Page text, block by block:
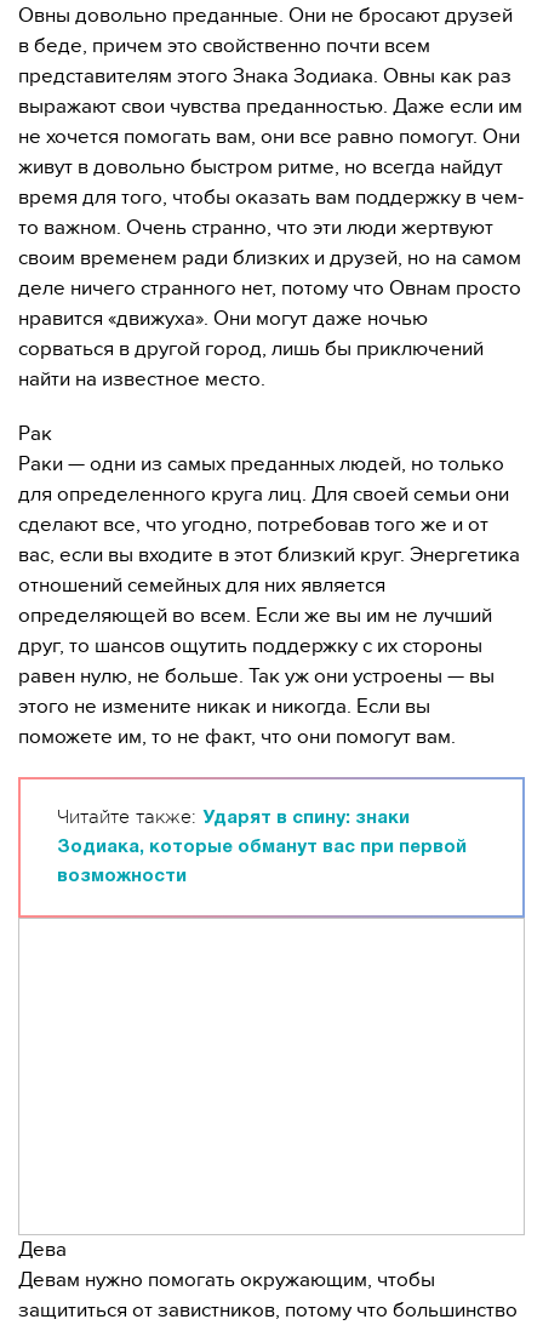
Овны довольно преданные. Они не бросают друзей
в беде, причем это свойственно почти всем
представителям этого Знака Зодиака. Овны как раз
выражают свои чувства преданностью. Даже если им
не хочется помогать вам, они все равно помогут. Они
живут в довольно быстром ритме, но всегда найдут
время для того, чтобы оказать вам поддержку в чем-
то важном. Очень странно, что эти люди жертвуют
своим временем ради близких и друзей, но на самом
деле ничего странного нет, потому что Овнам просто
нравится «движуха». Они могут даже ночью
сорваться в другой город, лишь бы приключений
найти на известное место.
Рак
Раки — одни из самых преданных людей, но только
для определенного круга лиц. Для своей семьи они
сделают все, что угодно, потребовав того же и от
вас, если вы входите в этот близкий круг. Энергетика
отношений семейных для них является
определяющей во всем. Если же вы им не лучший
друг, то шансов ощутить поддержку с их стороны
равен нулю, не больше. Так уж они устроены — вы
этого не измените никак и никогда. Если вы
поможете им, то не факт, что они помогут вам.
Читайте также: Ударят в спину: знаки
Зодиака, которые обманут вас при первой
возможности
Дева
Девам нужно помогать окружающим, чтобы
защититься от завистников, потому что большинство